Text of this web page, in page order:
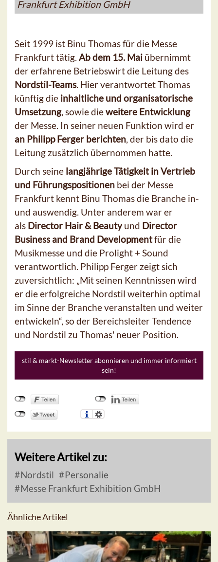
Frankfurt Exhibition GmbH
Seit 1999 ist Binu Thomas für die Messe
Frankfurt tätig. Ab dem 15. Mai übernimmt
der erfahrene Betriebswirt die Leitung des
Nordstil-Teams. Hier verantwortet Thomas
künftig die inhaltliche und organisatorische
Umsetzung, sowie dieweitere Entwicklung
der Messe. In seiner neuen Funktion wird er
an Philipp Ferger berichten, der bis dato die
Leitung zusätzlich übernommen hatte.
Durch seine langjährige Tätigkeit in Vertrieb
und Führungspositionen bei der Messe
Frankfurt kennt Binu Thomas die Branche in-
und auswendig. Unter anderem war er
als Director Hair & Beautyund Director
Business and Brand Developmentfür die
Musikmesse und die Prolight + Sound
verantwortlich. Philipp Ferger zeigt sich
zuversichtlich: „Mit seinen Kenntnissen wird
er die erfolgreiche Nordstil weiterhin optimal
im Sinne der Branche veranstalten und weiter
entwickeln“, so der Bereichsleiter Tendence
und Nordstil zu Thomas' neuer Position.
stil & markt-Newsletter abonnieren und immer informiert
sein!
Weitere Artikel zu:
Nordstil
Personalie
Messe Frankfurt Exhibition GmbH
Ähnliche Artikel